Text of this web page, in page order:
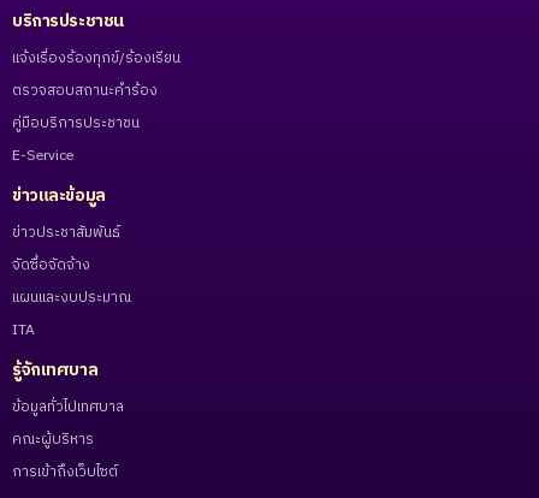
บริการประชาชน
แจ้งเรื่องร้องทุกข์/ร้องเรียน
ตรวจสอบสถานะคำร้อง
คู่มือบริการประชาชน
E-Service
ข่าวและข้อมูล
ข่าวประชาสัมพันธ์
จัดซื้อจัดจ้าง
แผนและงบประมาณ
ITA
รู้จักเทศบาล
ข้อมูลทั่วไปเทศบาล
คณะผู้บริหาร
การเข้าถึงเว็บไซต์